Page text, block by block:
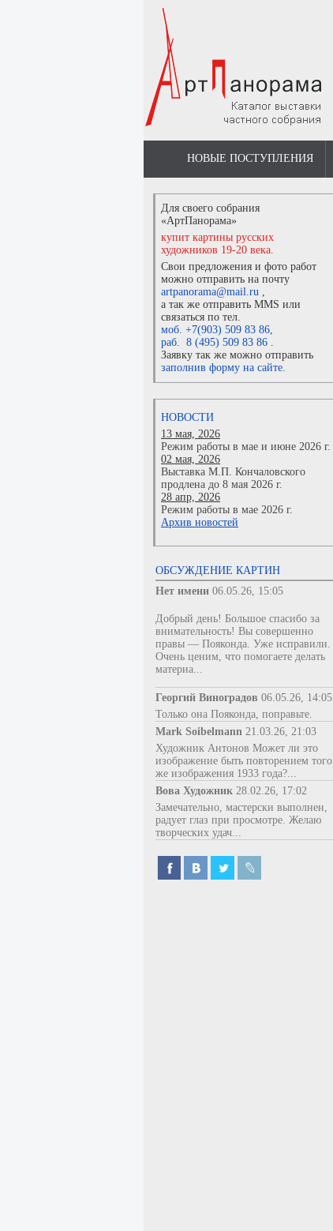
НОВЫЕ ПОСТУПЛЕНИЯ
Для своего собрания
«АртПанорама»
купит картины русских
художников 19-20 века.
Свои предложения и фото работ
можно отправить на почту
artpanorama@mail.ru ,
а так же отправить MMS или
связаться по тел.
моб. +7(903) 509 83 86,
раб. 8 (495) 509 83 86 .
Заявку так же можно отправить
заполнив форму на сайте.
НОВОСТИ
13 мая, 2026
Режим работы в мае и июне 2026 г.
02 мая, 2026
Выставка М.П. Кончаловского
продлена до 8 мая 2026 г.
28 апр, 2026
Режим работы в мае 2026 г.
Архив новостей
ОБСУЖДЕНИЕ КАРТИН
Нет имени 06.05.26, 15:05
Добрый день! Большое спасибо за
внимательность! Вы совершенно
правы — Пояконда. Уже исправили.
Очень ценим, что помогаете делать
материа...
Георгий Виноградов 06.05.26, 14:05
Только она Пояконда, поправьте.
Mark Soibelmann 21.03.26, 21:03
Художник Антонов Может ли это
изображение быть повторением того
же изображения 1933 года?...
Вова Художник 28.02.26, 17:02
Замечательно, мастерски выполнен,
радует глаз при просмотре. Желаю
творческих удач...